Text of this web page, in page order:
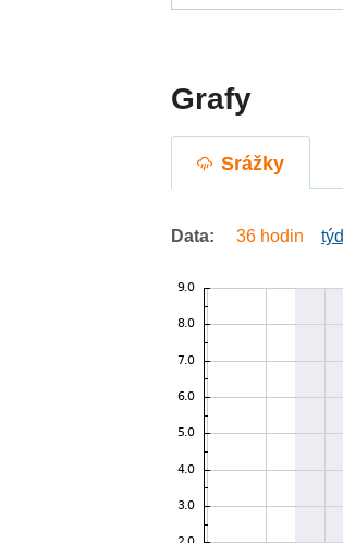
Grafy
Srážky
Data: 36 hodin